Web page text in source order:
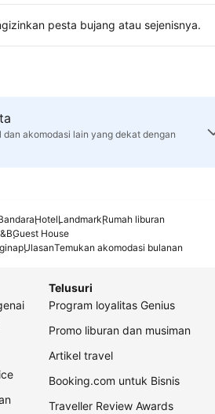
pesta bujang atau sejenisnya.
akomodasi lain yang dekat dengan
HotelLandmarkRumah liburan
Guest House
UlasanTemukan akomodasi bulanan
Telusuri
Program loyalitas Genius
Promo liburan dan musiman
Artikel travel
Booking.com untuk Bisnis
Traveller Review Awards